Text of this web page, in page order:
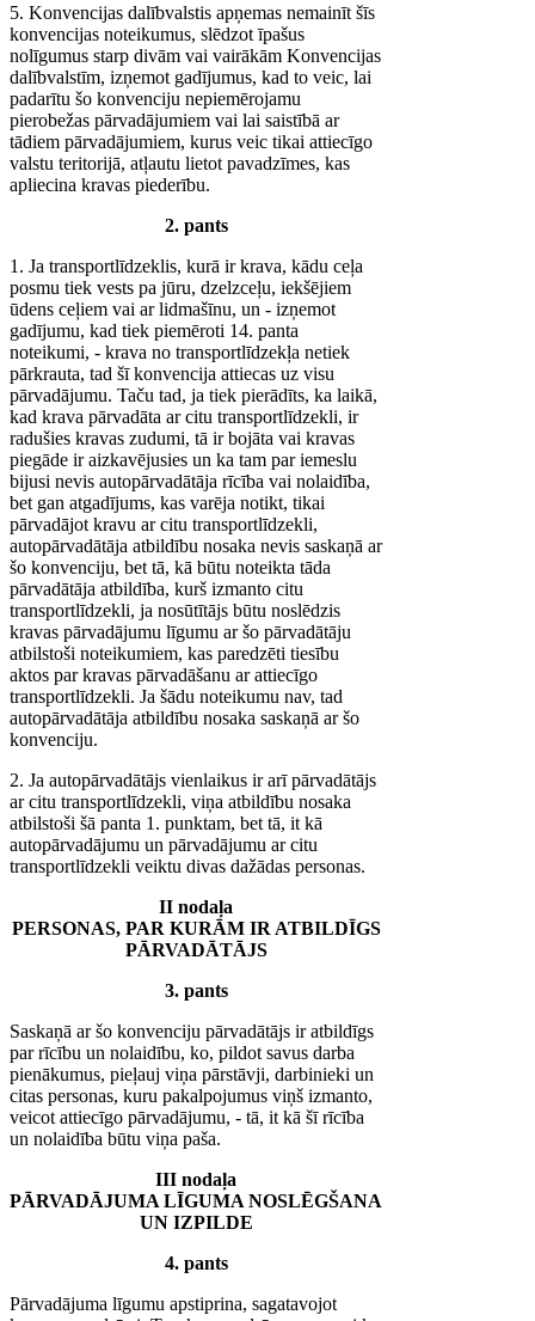
5. Konvencijas dalībvalstis apņemas nemainīt šīs
konvencijas noteikumus, slēdzot īpašus
nolīgumus starp divām vai vairākām Konvencijas
dalībvalstīm, izņemot gadījumus, kad to veic, lai
padarītu šo konvenciju nepiemērojamu
pierobežas pārvadājumiem vai lai saistībā ar
tādiem pārvadājumiem, kurus veic tikai attiecīgo
valstu teritorijā, atļautu lietot pavadzīmes, kas
apliecina kravas piederību.
2. pants
1. Ja transportlīdzeklis, kurā ir krava, kādu ceļa
posmu tiek vests pa jūru, dzelzceļu, iekšējiem
ūdens ceļiem vai ar lidmašīnu, un - izņemot
gadījumu, kad tiek piemēroti 14. panta
noteikumi, - krava no transportlīdzekļa netiek
pārkrauta, tad šī konvencija attiecas uz visu
pārvadājumu. Taču tad, ja tiek pierādīts, ka laikā,
kad krava pārvadāta ar citu transportlīdzekli, ir
radušies kravas zudumi, tā ir bojāta vai kravas
piegāde ir aizkavējusies un ka tam par iemeslu
bijusi nevis autopārvadātāja rīcība vai nolaidība,
bet gan atgadījums, kas varēja notikt, tikai
pārvadājot kravu ar citu transportlīdzekli,
autopārvadātāja atbildību nosaka nevis saskaņā ar
šo konvenciju, bet tā, kā būtu noteikta tāda
pārvadātāja atbildība, kurš izmanto citu
transportlīdzekli, ja nosūtītājs būtu noslēdzis
kravas pārvadājumu līgumu ar šo pārvadātāju
atbilstoši noteikumiem, kas paredzēti tiesību
aktos par kravas pārvadāšanu ar attiecīgo
transportlīdzekli. Ja šādu noteikumu nav, tad
autopārvadātāja atbildību nosaka saskaņā ar šo
konvenciju.
2. Ja autopārvadātājs vienlaikus ir arī pārvadātājs
ar citu transportlīdzekli, viņa atbildību nosaka
atbilstoši šā panta 1. punktam, bet tā, it kā
autopārvadājumu un pārvadājumu ar citu
transportlīdzekli veiktu divas dažādas personas.
II nodaļa
PERSONAS, PAR KURĀM IR ATBILDĪGS
PĀRVADĀTĀJS
3. pants
Saskaņā ar šo konvenciju pārvadātājs ir atbildīgs
par rīcību un nolaidību, ko, pildot savus darba
pienākumus, pieļauj viņa pārstāvji, darbinieki un
citas personas, kuru pakalpojumus viņš izmanto,
veicot attiecīgo pārvadājumu, - tā, it kā šī rīcība
un nolaidība būtu viņa paša.
III nodaļa
PĀRVADĀJUMA LĪGUMA NOSLĒGŠANA
UN IZPILDE
4. pants
Pārvadājuma līgumu apstiprina, sagatavojot